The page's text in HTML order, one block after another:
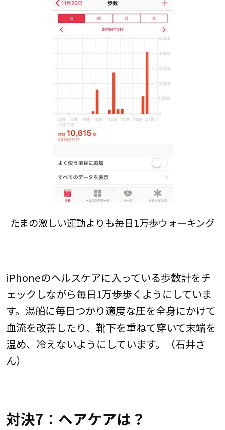
たまの激しい運動よりも毎日1万歩ウォーキング
iPhoneのヘルスケアに入っている歩数計をチ
ェックしながら毎日1万歩歩くようにしていま
す。湯船に毎日つかり適度な圧を全身にかけて
血流を改善したり、靴下を重ねて穿いて末端を
温め、冷えないようにしています。（石井さ
ん）
対決7：ヘアケアは？